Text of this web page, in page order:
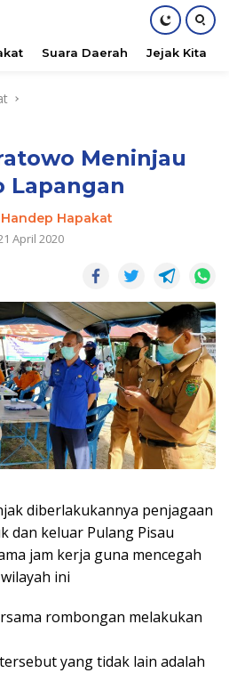
Suara Daerah Jejak Kita
Meninjau
Lapangan
Handep Hapakat
April 2020
diberlakukannya penjagaan
dan keluar Pulang Pisau
jam kerja guna mencegah
ini
rombongan melakukan
yang tidak lain adalah